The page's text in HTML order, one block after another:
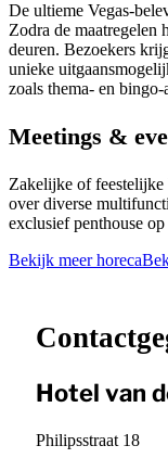
De ultieme Vegas-
Zodra de maatregelen
deuren. Bezoekers
unieke
zoals thema- en
Meetings &
Zakelijke of feestelijke
over diverse
exclusief penthouse
Bekijk meer horeca
−
Hotel van
Philipsstraat 18